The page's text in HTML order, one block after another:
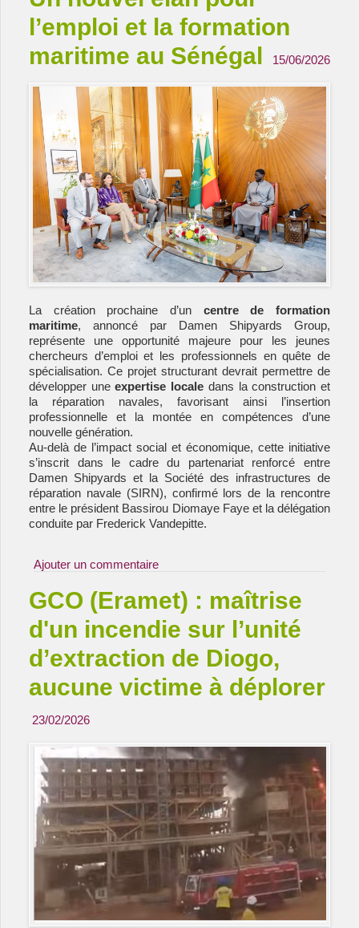
l’emploi et la formation
maritime au Sénégal
15/06/2026
La création prochaine d’un centre de formation
maritime, annoncé par Damen Shipyards Group,
représente une opportunité majeure pour les jeunes
chercheurs d’emploi et les professionnels en quête de
spécialisation. Ce projet structurant devrait permettre de
développer une expertise locale dans la construction et
la réparation navales, favorisant ainsi l’insertion
professionnelle et la montée en compétences d’une
nouvelle génération.
Au-delà de l’impact social et économique, cette initiative
s’inscrit dans le cadre du partenariat renforcé entre
Damen Shipyards et la Société des infrastructures de
réparation navale (SIRN), confirmé lors de la rencontre
entre le président Bassirou Diomaye Faye et la délégation
conduite par Frederick Vandepitte.
Ajouter un commentaire
GCO (Eramet) : maîtrise
d'un incendie sur l’unité
d’extraction de Diogo,
aucune victime à déplorer
23/02/2026